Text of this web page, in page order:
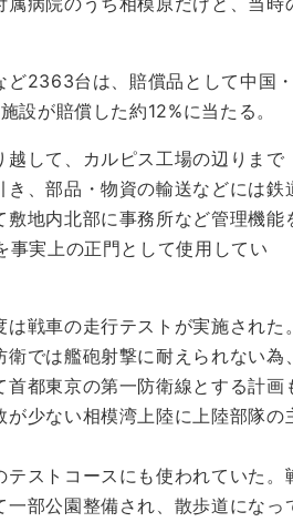
2363台は、賠償品として中国・
が賠償した約12%に当たる。
して、カルピス工場の辺りまで
、部品・物資の輸送などには鉄
地内北部に事務所など管理機能
実上の正門として使用してい
戦車の走行テストが実施された。
では艦砲射撃に耐えられない為、
都東京の第一防衛線とする計画
少ない相模湾上陸に上陸部隊の
ストコースにも使われていた。
部公園整備され、散歩道になっ